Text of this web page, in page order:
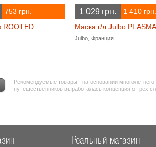
753 грн.
ROOTED
1 029 грн. 1 410 грн.
Маска г/л Julbo PLASMA
Julbo, Франция
Рекомендуемые товары - на основании многолетнего
путешественников выработалась концепция о трех
Реальный магазин